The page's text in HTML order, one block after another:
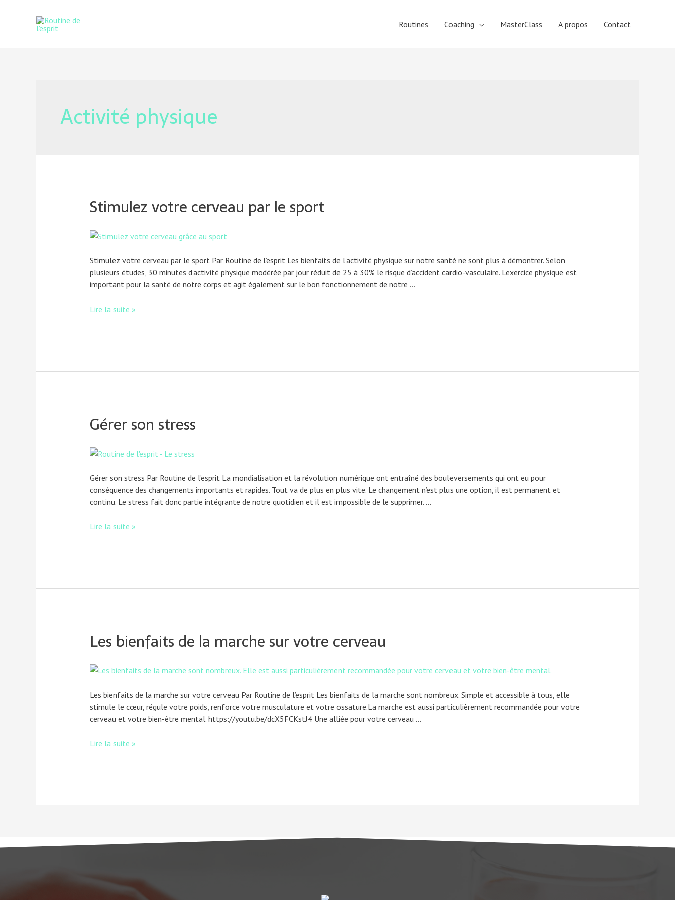
Routines Coaching MasterClass A propos Contact
Activité physique
Stimulez votre cerveau par le sport
Stimulez votre cerveau par le sport Par Routine de l’esprit Les bienfaits de l’activité physique sur notre santé ne sont plus à démontrer. Selon
plusieurs études, 30 minutes d’activité physique modérée par jour réduit de 25 à 30% le risque d’accident cardio-vasculaire. L’exercice physique est
important pour la santé de notre corps et agit également sur le bon fonctionnement de notre …
Lire la suite »
Gérer son stress
Gérer son stress Par Routine de l’esprit La mondialisation et la révolution numérique ont entraîné des bouleversements qui ont eu pour
conséquence des changements importants et rapides. Tout va de plus en plus vite. Le changement n’est plus une option, il est permanent et
continu. Le stress fait donc partie intégrante de notre quotidien et il est impossible de le supprimer. …
Lire la suite »
Les bienfaits de la marche sur votre cerveau
Les bienfaits de la marche sur votre cerveau Par Routine de l’esprit Les bienfaits de la marche sont nombreux. Simple et accessible à tous, elle
stimule le cœur, régule votre poids, renforce votre musculature et votre ossature.La marche est aussi particulièrement recommandée pour votre
cerveau et votre bien-être mental. https://youtu.be/dcX5FCKstJ4 Une alliée pour votre cerveau …
Lire la suite »